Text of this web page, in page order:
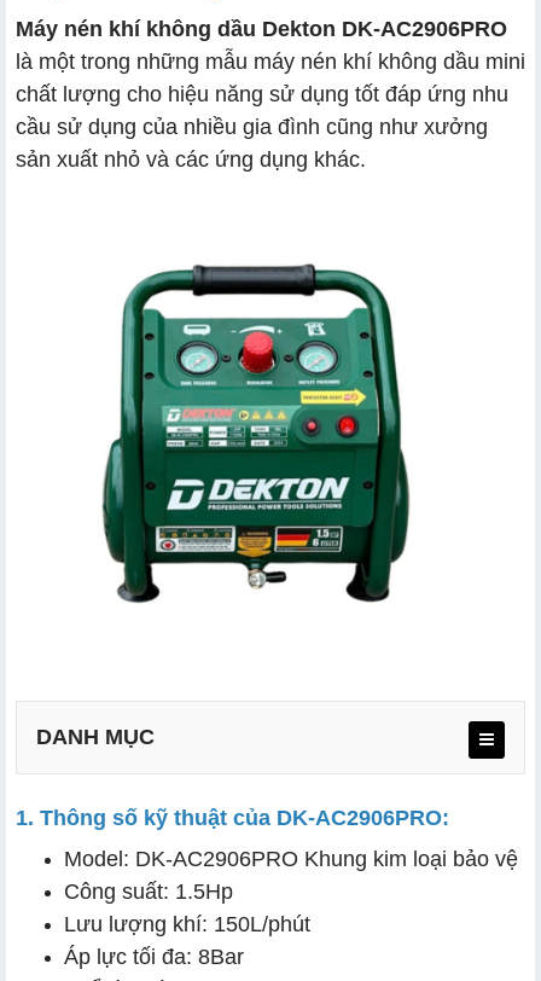
Máy nén khí không dầu Dekton DK-AC2906PRO
là một trong những mẫu máy nén khí không dầu mini
chất lượng cho hiệu năng sử dụng tốt đáp ứng nhu
cầu sử dụng của nhiều gia đình cũng như xưởng
sản xuất nhỏ và các ứng dụng khác.
DANH MỤC
1. Thông số kỹ thuật của DK-AC2906PRO:
2. Ưu điểm nổi bật của DK-AC2906PRO:
3. Các lưu ý khi sử dụng máy nén khí không dầu:
4. Vì sao nên mua máy nén khí tại siêu thị Hải Minh?
1. Thông số kỹ thuật của DK-AC2906PRO:
Model: DK-AC2906PRO Khung kim loại bảo vệ
Công suất: 1.5Hp
Lưu lượng khí: 150L/phút
Áp lực tối đa: 8Bar